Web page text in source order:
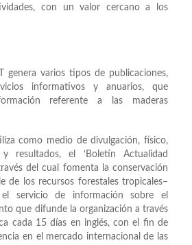
con un valor cercano a los
genera varios tipos de publicaciones,
informativos y anuarios, que
referente a las maderas
como medio de divulgación, físico,
resultados, el ‘Boletín Actualidad
del cual fomenta la conservación
de los recursos forestales tropicales–
servicio de información sobre el
que difunde la organización a través
cada 15 días en inglés, con el fin de
en el mercado internacional de las